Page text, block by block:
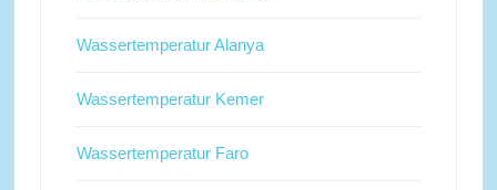
Wassertemperatur Alanya
Wassertemperatur Kemer
Wassertemperatur Faro